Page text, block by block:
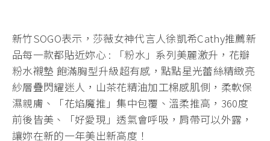
新竹SOGO表示，莎薇女神代言人徐凱希Cathy推薦新
品每一款都貼近妳心 : 「粉水」系列美麗激升，花瓣
粉水襯墊 飽滿胸型升級超有感，點點星光蕾絲精緻亮
紗層疊閃耀迷人，山茶花精油加工棉感肌側，柔軟保
濕親膚、「花焰魔推」集中包覆、溫柔推高，360度
前後皆美、「好愛現」透氣會呼吸，肩帶可以外露，
讓妳在新的一年美出新高度！